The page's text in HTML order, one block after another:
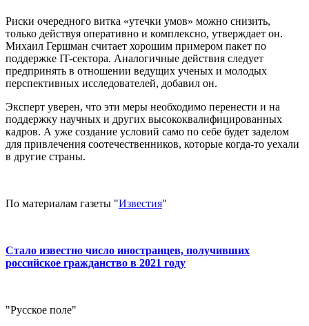
Риски очередного витка «утечки умов» можно снизить,
только действуя оперативно и комплексно, утверждает он.
Михаил Гершман считает хорошим примером пакет по
поддержке IT-сектора. Аналогичные действия следует
предпринять в отношении ведущих ученых и молодых
перспективных исследователей, добавил он.
Эксперт уверен, что эти меры необходимо перенести и на
поддержку научных и других высококвалифицированных
кадров. А уже создание условий само по себе будет заделом
для привлечения соотечественников, которые когда-то уехали
в другие страны.
По материалам газеты "Известия"
Стало известно число иностранцев, получивших
российское гражданство в 2021 году
"Русское поле"